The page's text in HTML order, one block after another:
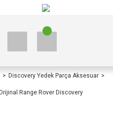
Discovery Yedek Parça Aksesuar